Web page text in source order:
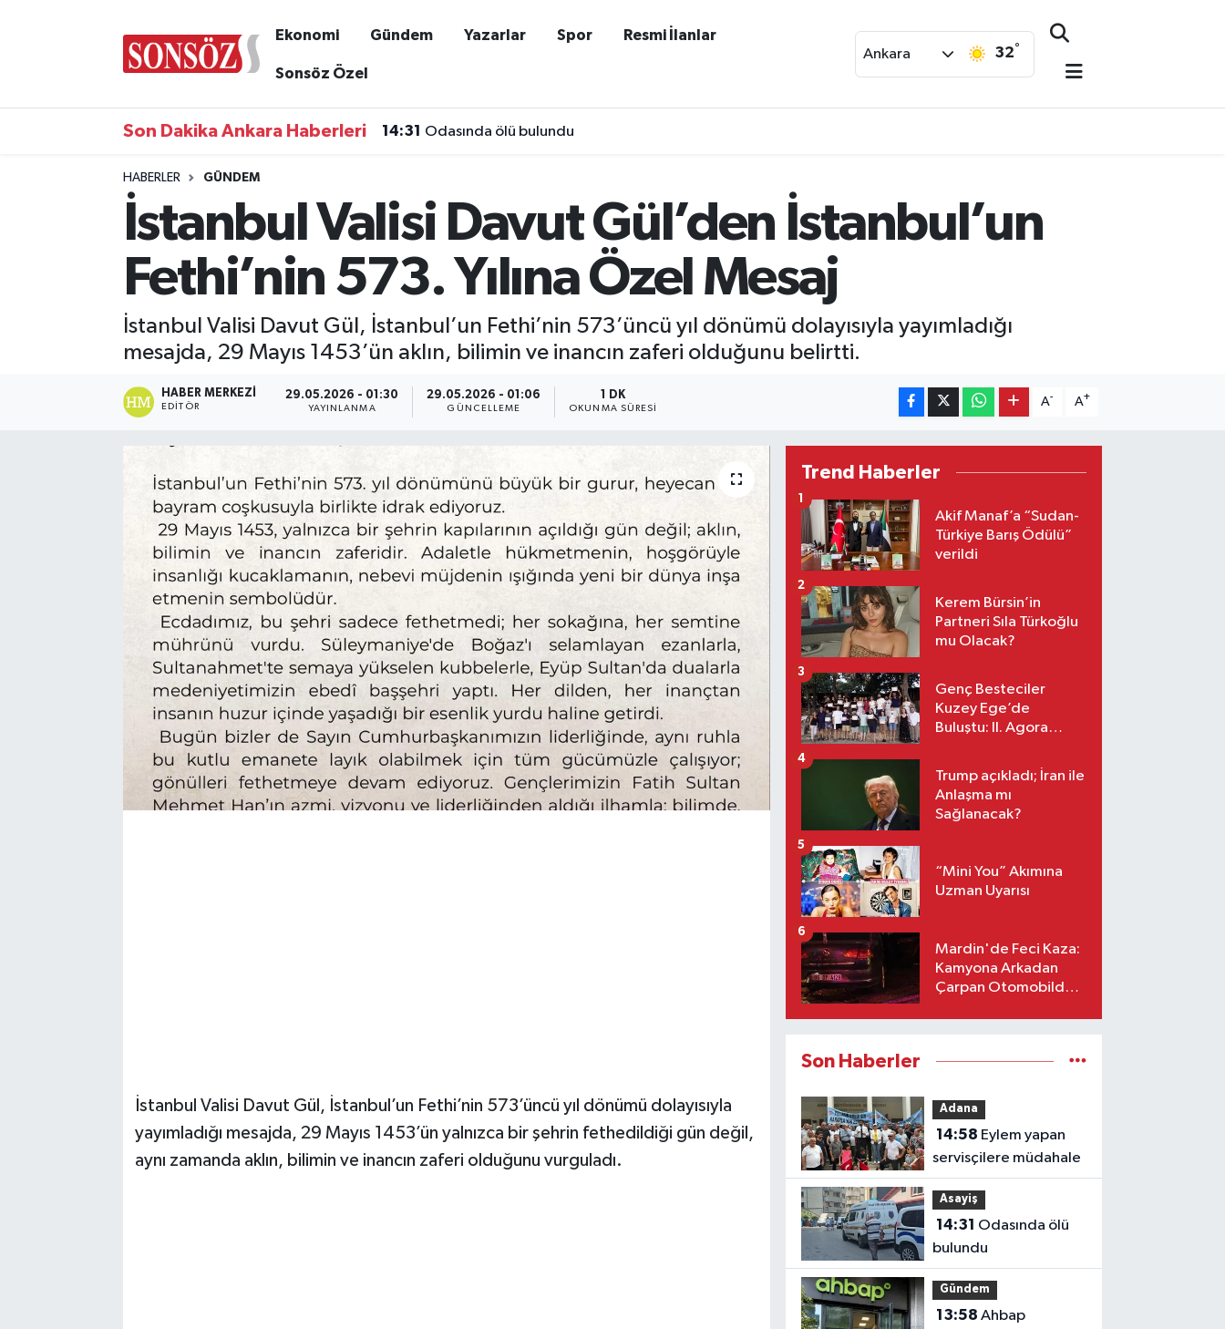
Ekonomi Gündem Yazarlar Spor Resmi İlanlar
Sonsöz Özel
Ankara 32°
Son Dakika Ankara Haberleri 14:31 Odasında ölü bulundu
HABERLER GÜNDEM
İstanbul Valisi Davut Gül’den İstanbul’un
Fethi’nin 573. Yılına Özel Mesaj
İstanbul Valisi Davut Gül, İstanbul’un Fethi’nin 573’üncü yıl dönümü dolayısıyla yayımladığı
mesajda, 29 Mayıs 1453’ün aklın, bilimin ve inancın zaferi olduğunu belirtti.
HABER MERKEZI
EDITÖR
29.05.2026 - 01:30
YAYINLANMA
29.05.2026 - 01:06
GÜNCELLEME
1 DK
OKUNMA SÜRESI
A- A+
İstanbul Valisi Davut Gül, İstanbul’un Fethi’nin 573’üncü yıl dönümü dolayısıyla
yayımladığı mesajda, 29 Mayıs 1453’ün yalnızca bir şehrin fethedildiği gün değil,
aynı zamanda aklın, bilimin ve inancın zaferi olduğunu vurguladı.
Trend Haberler
Akif Manaf’a “Sudan-
Türkiye Barış Ödülü”
verildi
1
Kerem Bürsin’in
Partneri Sıla Türkoğlu
mu Olacak?
2
Genç Besteciler
Kuzey Ege’de
Buluştu: II. Agora
3
Trump açıkladı; İran ile
Anlaşma mı
Sağlanacak?
4
“Mini You” Akımına
Uzman Uyarısı
5
Mardin'de Feci Kaza:
Kamyona Arkadan
Çarpan Otomobilde 1
6
Son Haberler
Adana
14:58
servisçilere müdahale
Asayiş
14:31
bulundu
Gündem
13:58 Ahbap
Kültür & Sanat
Sokak Hayvanlarını Sahiplendirme
Sonsöz Özel
Ankara Nöbetçi Eczaneler
Ankara Trafik Yoğunluk Haritası
Süper Lig Puan Durumu ve Fikstür
Son Dakika Haberleri
Haber Arşivi